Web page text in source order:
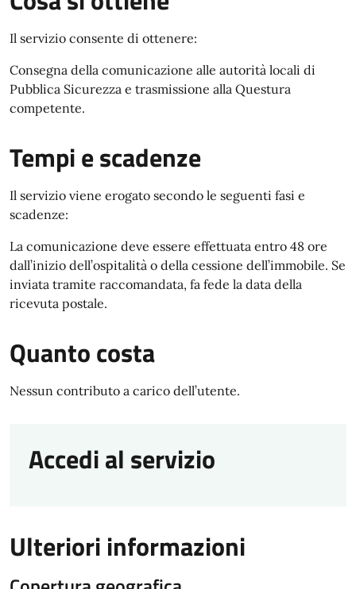
Il servizio consente di ottenere:
Consegna della comunicazione alle autorità locali di
Pubblica Sicurezza e trasmissione alla Questura
competente.
Tempi e scadenze
Il servizio viene erogato secondo le seguenti fasi e
scadenze:
La comunicazione deve essere effettuata entro 48 ore
dall’inizio dell’ospitalità o della cessione dell’immobile. Se
inviata tramite raccomandata, fa fede la data della
ricevuta postale.
Quanto costa
Nessun contributo a carico dell’utente.
Accedi al servizio
Ulteriori informazioni